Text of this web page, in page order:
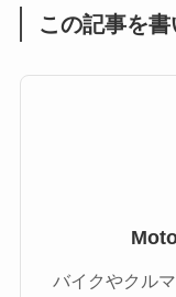
この記事を書
バイクやクル